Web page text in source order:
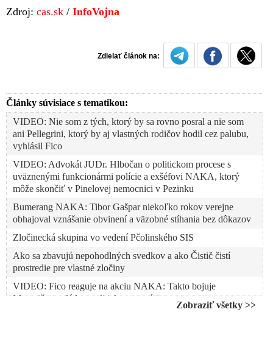
Zdroj: cas.sk / InfoVojna
Zdielať článok na:
Články súvisiace s tematikou:
VIDEO: Nie som z tých, ktorý by sa rovno posral a nie som
ani Pellegrini, ktorý by aj vlastných rodičov hodil cez palubu,
vyhlásil Fico
VIDEO: Advokát JUDr. Hlbočan o politickom procese s
uväznenými funkcionármi polície a exšéfovi NAKA, ktorý
môže skončiť v Pinelovej nemocnici v Pezinku
Bumerang NAKA: Tibor Gašpar niekoľko rokov verejne
obhajoval vznášanie obvinení a väzobné stíhania bez dôkazov
Zločinecká skupina vo vedení Pčolinského SIS
Ako sa zbavujú nepohodlných svedkov a ako Čistič čistí
prostredie pre vlastné zločiny
VIDEO: Fico reaguje na akciu NAKA: Takto bojuje
Matovičova vláda s politickou opozíciou
Zobraziť všetky >>